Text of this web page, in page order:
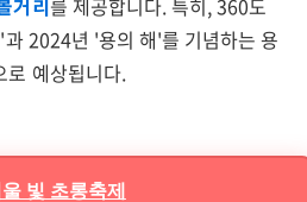
거리를 제공합니다. 특히, 360도
2024년 '용의 해'를 기념하는 용
로 예상됩니다.
빛 초롱축제